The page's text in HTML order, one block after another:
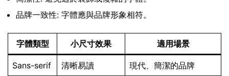
品牌一致性: 字體應與品牌形象相符。
字體類型 小尺寸效果 適用場景
Sans-serif 清晰易讀 現代、簡潔的品牌